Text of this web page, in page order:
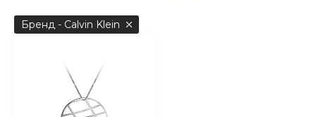
Бренд - Calvin Klein